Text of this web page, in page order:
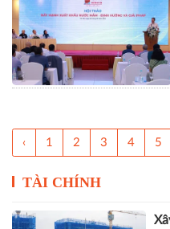
‹ 1 2 3 4 5
TÀI CHÍNH